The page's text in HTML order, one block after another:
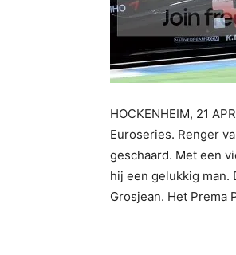
HOCKENHEIM, 21
Euroseries. Renger
geschaard. Met een
hij een gelukkig man.
Grosjean. Het Prema